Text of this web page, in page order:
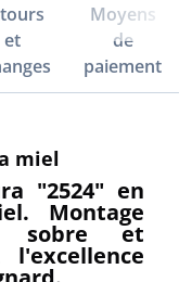
et
Moyens
de
paiement
miel
"2524" en
Montage
sobre et
l'excellence